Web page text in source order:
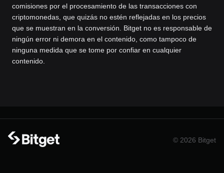
comisiones por el procesamiento de las transacciones con
criptomonedas, que quizás no estén reflejadas en los precios
que se muestran en la conversión. Bitget no es responsable de
ningún error ni demora en el contenido, como tampoco de
ninguna medida que se tome por confiar en cualquier
contenido.
© 2026 Bitget